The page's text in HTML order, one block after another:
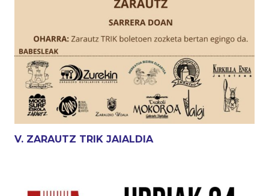
V. ZARAUTZ TRIK JAIALDIA